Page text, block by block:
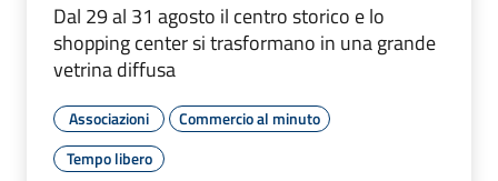
Dal 29 al 31 agosto il centro storico e lo
shopping center si trasformano in una grande
vetrina diffusa
Associazioni
Commercio al minuto
Tempo libero